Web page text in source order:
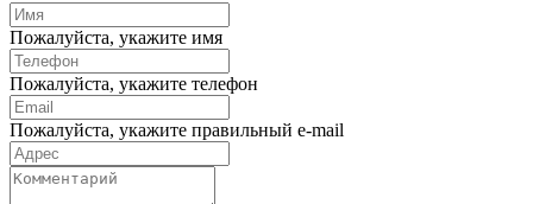
Пожалуйста, укажите имя
Пожалуйста, укажите телефон
Пожалуйста, укажите правильный e-mail